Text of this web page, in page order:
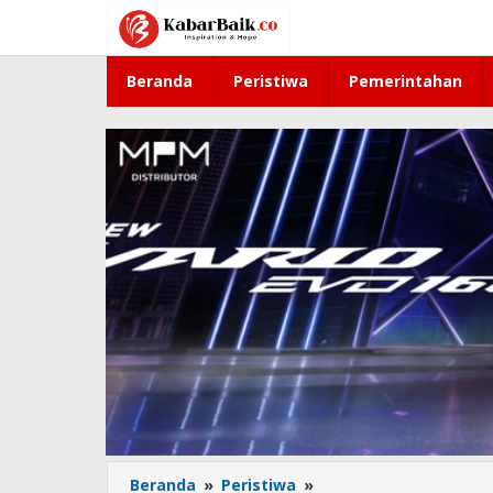
konten
Beranda Peristiwa Pemerintahan
Beranda » Peristiwa »